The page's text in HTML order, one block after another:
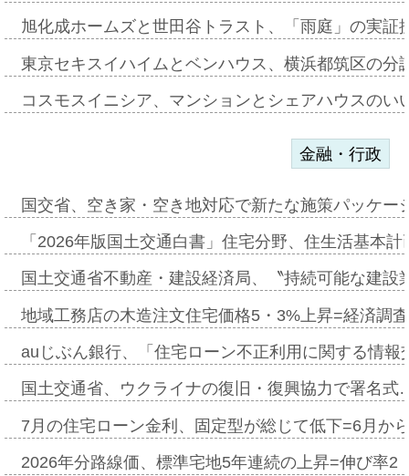
旭化成ホームズと世田谷トラスト、「雨庭」の実
東京セキスイハイムとベンハウス、横浜都筑区の
コスモスイニシア、マンションとシェアハウスの
金融・行政
国交省、空き家・空き地対応で新たな施策パッケ
「2026年版国土交通白書」住宅分野、住生活基本
国土交通省不動産・建設経済局、〝持続可能な建
地域工務店の木造注文住宅価格5・3%上昇=経済調
auじぶん銀行、「住宅ローン不正利用に関する情
国土交通省、ウクライナの復旧・復興協力で署名
7月の住宅ローン金利、固定型が総じて低下=6月か
2026年分路線価、標準宅地5年連続の上昇=伸び率